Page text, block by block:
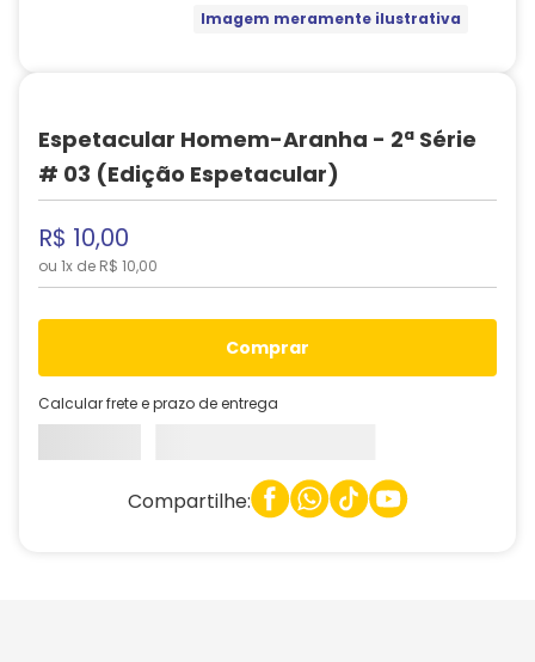
Imagem meramente ilustrativa
Espetacular Homem-Aranha - 2ª Série
# 03 (Edição Espetacular)
R$ 10,00
ou 1x de R$ 10,00
comprar
Calcular frete e prazo de entrega
Compartilhe: